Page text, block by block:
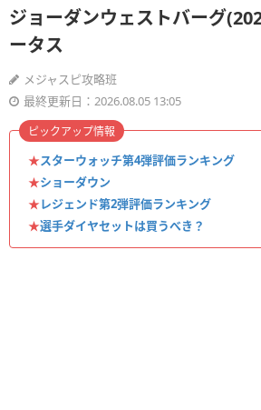
ジョーダンウェストバーグ
ータス
メジャスピ攻略班
最終更新日：2026.08.05 13:05
★スターウォッチ第4弾評価ランキング
★ショーダウン
★レジェンド第2弾評価ランキング
★選手ダイヤセットは買うべき？
ピックアップ情報